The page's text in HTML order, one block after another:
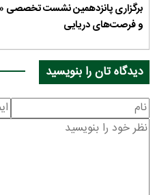
برگزاری پانزدهمین نشست تخصصی
و فرصت‌های دریایی
دیدگاه تان را بنویسید